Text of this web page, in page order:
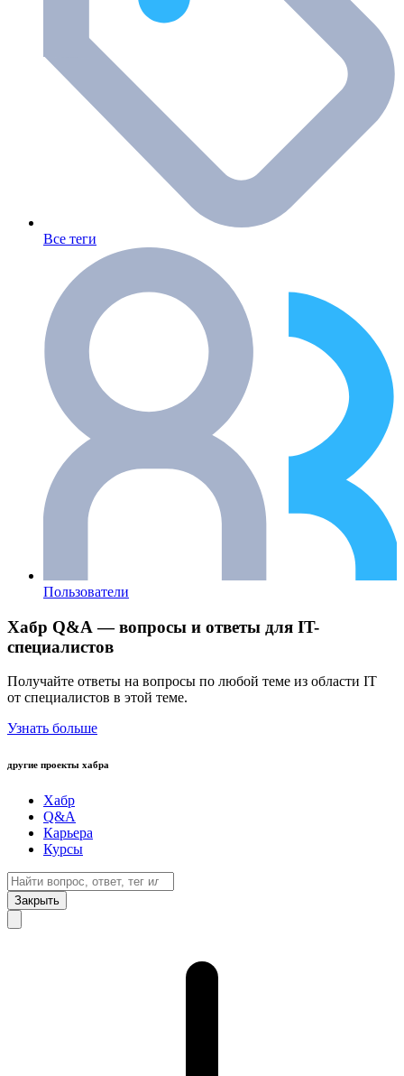
Все теги
Пользователи
Хабр Q&A — вопросы и ответы для IT-
специалистов
Получайте ответы на вопросы по любой теме из области IT
от специалистов в этой теме.
Узнать больше
другие проекты хабра
Хабр
Q&A
Карьера
Курсы
Закрыть